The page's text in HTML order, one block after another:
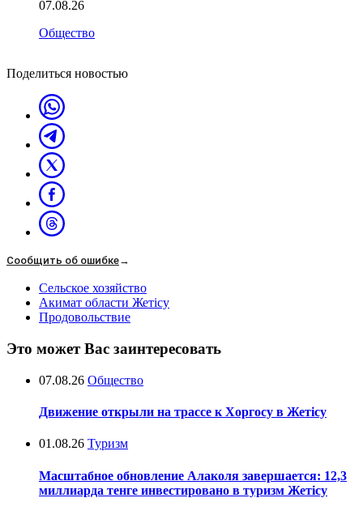
07.08.26
Общество
Поделиться новостью
Сообщить об ошибке→
Сельское хозяйство
Акимат области Жетісу
Продовольствие
Это может Вас заинтересовать
07.08.26 Общество
Движение открыли на трассе к Хоргосу в Жетісу
01.08.26 Туризм
Масштабное обновление Алаколя завершается: 12,3
миллиарда тенге инвестировано в туризм Жетісу